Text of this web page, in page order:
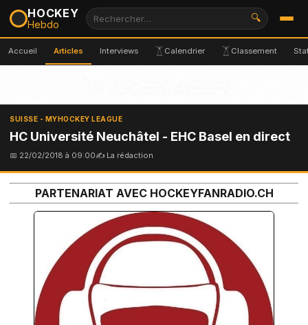
HOCKEY
Hebdo
🔍
Accueil Articles Interviews Calendrier Classement
SUISSE - MYHOCKEY LEAGUE
HC Université Neuchâtel - EHC Basel en direct
📅 22/02/2018 à 09:00✍ La rédaction
PARTENARIAT AVEC HOCKEYFANRADIO.CH